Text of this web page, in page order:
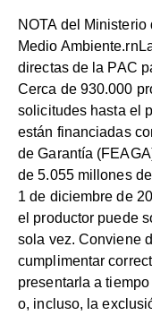
NOTA del
Medio
directas de la PAC
Cerca de 930.000
solicitudes hasta el
están financiadas
de Garantía
de 5.055 millones
1 de diciembre de
el productor puede
sola vez. Conviene
cumplimentar
presentarla a
o, incluso, la